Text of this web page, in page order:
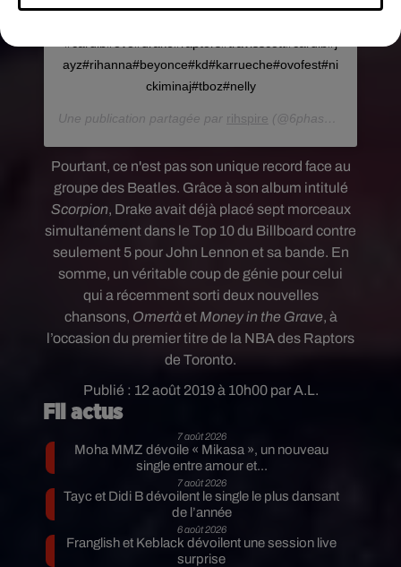
Publié : 12 août 2019 à 10h00 par A.L.
ayz#rihanna#beyonce#kd#karrueche#ovofest#ni
ckiminaj#tboz#nelly
Une publication partagée par rihspire (@6phases) le
Pourtant, ce n'est pas son unique record face au
groupe des Beatles. Grâce à son album intitulé
Scorpion, Drake avait déjà placé sept morceaux
simultanément dans le Top 10 du Billboard contre
seulement 5 pour John Lennon et sa bande. En
somme, un véritable coup de génie pour celui
qui a récemment sorti deux nouvelles
chansons, Omertàet Money in the Grave, à
l’occasion du premier titre de la NBA des Raptors
de Toronto.
Fil actus
7 août 2026
Moha MMZ dévoile « Mikasa », un nouveau
single entre amour et...
7 août 2026
Tayc et Didi B dévoilent le single le plus dansant
de l’année
6 août 2026
Franglish et Keblack dévoilent une session live
surprise